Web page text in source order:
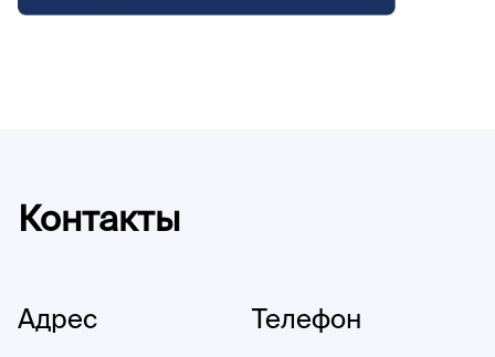
Контакты
Адрес Телефон